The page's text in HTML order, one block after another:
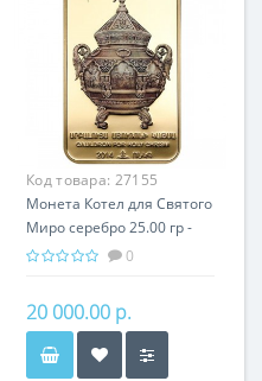
Код товара: 27155
Монета Котел для Святого
Миро серебро 25.00 гр -
православный подарок
0
20 000.00 р.